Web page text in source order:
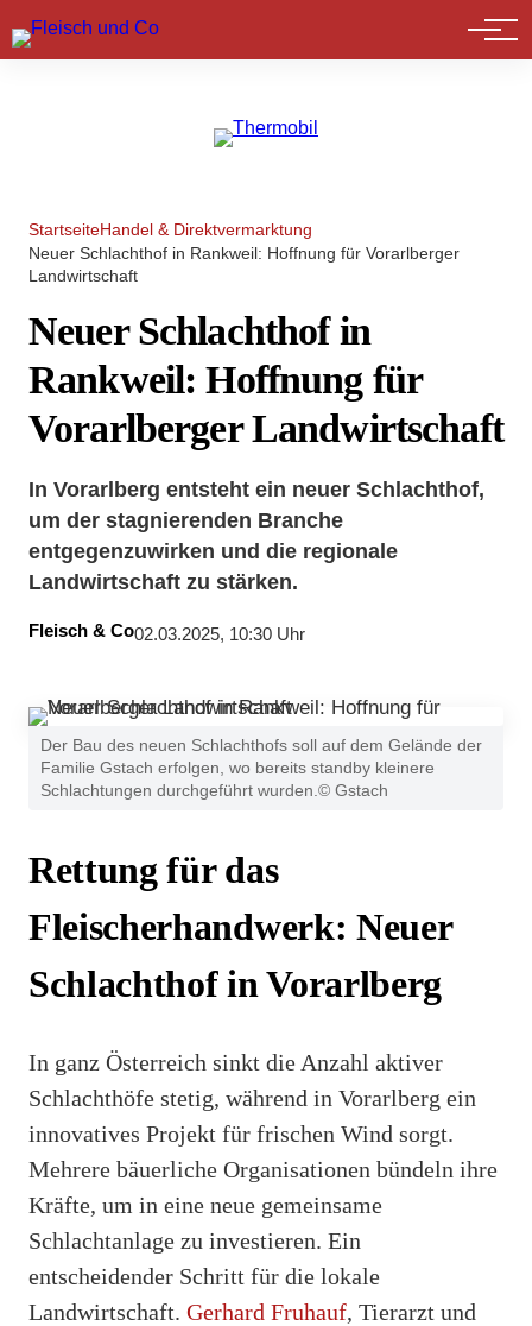
Marktführer
StartseiteHandel & Direktvermarktung
Neuer Schlachthof in Rankweil: Hoffnung für Vorarlberger
Landwirtschaft
Neuer Schlachthof in
Rankweil: Hoffnung für
Vorarlberger Landwirtschaft
In Vorarlberg entsteht ein neuer Schlachthof,
um der stagnierenden Branche
entgegenzuwirken und die regionale
Landwirtschaft zu stärken.
Fleisch & Co02.03.2025, 10:30 Uhr
Der Bau des neuen Schlachthofs soll auf dem Gelände der
Familie Gstach erfolgen, wo bereits standby kleinere
Schlachtungen durchgeführt wurden.© Gstach
Rettung für das
Fleischerhandwerk: Neuer
Schlachthof in Vorarlberg
In ganz Österreich sinkt die Anzahl aktiver
Schlachthöfe stetig, während in Vorarlberg ein
innovatives Projekt für frischen Wind sorgt.
Mehrere bäuerliche Organisationen bündeln ihre
Kräfte, um in eine neue gemeinsame
Schlachtanlage zu investieren. Ein
entscheidender Schritt für die lokale
Landwirtschaft. Gerhard Fruhauf, Tierarzt und